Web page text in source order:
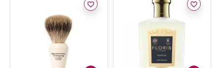
favorite_border favorite_border